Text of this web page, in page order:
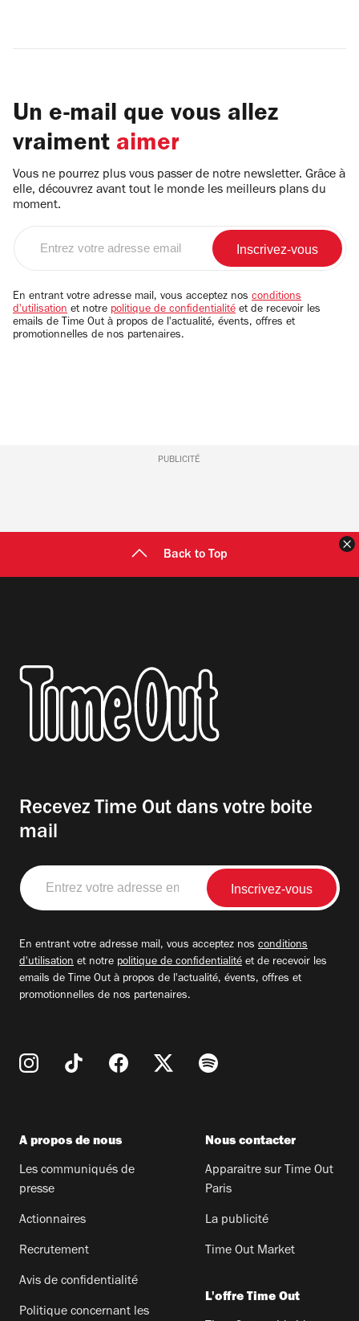
Un e-mail que vous allez
vraiment aimer
Vous ne pourrez plus vous passer de notre newsletter. Grâce à
elle, découvrez avant tout le monde les meilleurs plans du
moment.
email
En entrant votre adresse mail, vous acceptez nos conditions
d'utilisation et notre politique de confidentialité et de recevoir les
emails de Time Out à propos de l'actualité, évents, offres et
promotionnelles de nos partenaires.
PUBLICITÉ
Back to Top
Recevez Time Out dans votre boite
mail
Entrez
votre
adresse
En entrant votre adresse mail, vous acceptez nos conditions
d'utilisation et notre politique de confidentialité et de recevoir les
emails de Time Out à propos de l'actualité, évents, offres et
promotionnelles de nos partenaires.
A propos de nous
Les communiqués de
presse
Actionnaires
Recrutement
Avis de confidentialité
Politique concernant les
Nous contacter
Apparaitre sur Time Out
Paris
La publicité
Time Out Market
L'offre Time Out